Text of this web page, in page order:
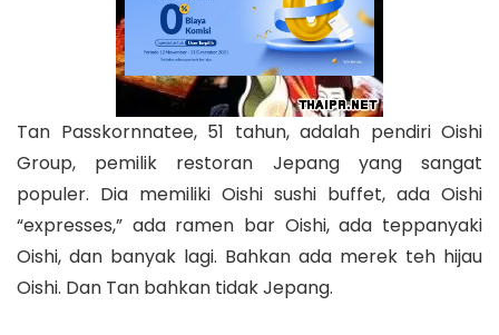
Tan Passkornnatee, 51 tahun, adalah pendiri Oishi
Group, pemilik restoran Jepang yang sangat
populer. Dia memiliki Oishi sushi buffet, ada Oishi
“expresses,” ada ramen bar Oishi, ada teppanyaki
Oishi, dan banyak lagi. Bahkan ada merek teh hijau
Oishi. Dan Tan bahkan tidak Jepang.